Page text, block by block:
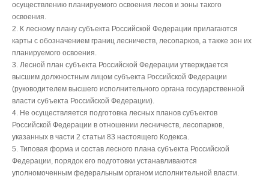
осуществлению планируемого освоения лесов и зоны такого
освоения.
2. К лесному плану субъекта Российской Федерации прилагаются
карты с обозначением границ лесничеств, лесопарков, а также зон их
планируемого освоения.
3. Лесной план субъекта Российской Федерации утверждается
высшим должностным лицом субъекта Российской Федерации
(руководителем высшего исполнительного органа государственной
власти субъекта Российской Федерации).
4. Не осуществляется подготовка лесных планов субъектов
Российской Федерации в отношении лесничеств, лесопарков,
указанных в части 2 статьи 83 настоящего Кодекса.
5. Типовая форма и состав лесного плана субъекта Российской
Федерации, порядок его подготовки устанавливаются
уполномоченным федеральным органом исполнительной власти.